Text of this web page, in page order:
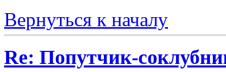
Вернуться к началу
Re: Попутчик-